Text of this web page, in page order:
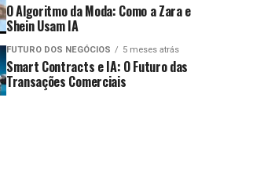
O Algoritmo da Moda: Como a Zara e
Shein Usam IA
FUTURO DOS NEGÓCIOS 5 meses atrás
Smart Contracts e IA: O Futuro das
Transações Comerciais